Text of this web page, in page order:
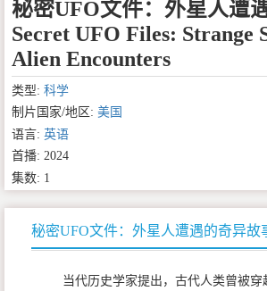
秘密UFO文件：外星人遭
Secret UFO Files: Strange
Alien Encounters
类型: 科学
制片国家/地区: 美国
语言: 英语
首播: 2024
集数: 1
秘密UFO文件：外星人遭遇的奇异故
当代历史学家提出，古代人类曾被